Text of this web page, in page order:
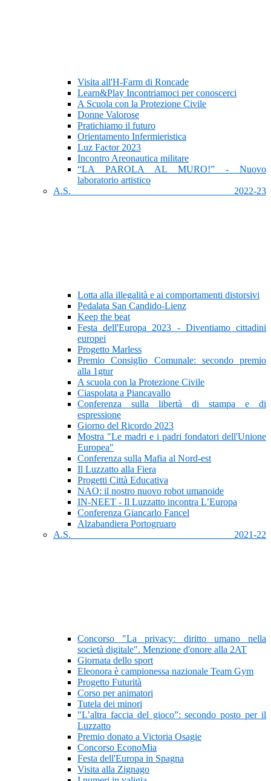
Visita all'H-Farm di Roncade
Learn&Play Incontriamoci per conoscerci
A Scuola con la Protezione Civile
Donne Valorose
Pratichiamo il futuro
Orientamento Infermieristica
Luz Factor 2023
Incontro Areonautica militare
“LA PAROLA AL MURO!” - Nuovo
laboratorio artistico
A.S. 2022-23
Lotta alla illegalità e ai comportamenti distorsivi
Pedalata San Candido-Lienz
Keep the beat
Festa dell'Europa 2023 - Diventiamo cittadini
europei
Progetto Marless
Premio Consiglio Comunale: secondo premio
alla 1gtur
A scuola con la Protezione Civile
Ciaspolata a Piancavallo
Conferenza sulla libertà di stampa e di
espressione
Giorno del Ricordo 2023
Mostra "Le madri e i padri fondatori dell'Unione
Europea"
Conferenza sulla Mafia al Nord-est
Il Luzzatto alla Fiera
Progetti Città Educativa
NAO: il nostro nuovo robot umanoide
IN-NEET - Il Luzzatto incontra L’Europa
Conferenza Giancarlo Fancel
Alzabandiera Portogruaro
A.S. 2021-22
Concorso "La privacy: diritto umano nella
società digitale". Menzione d'onore alla 2AT
Giornata dello sport
Eleonora è campionessa nazionale Team Gym
Progetto Futurità
Corso per animatori
Tutela dei minori
"L’altra faccia del gioco”: secondo posto per il
Luzzatto
Premio donato a Victoria Osagie
Concorso EconoMia
Festa dell'Europa in Spagna
Visita alla Zignago